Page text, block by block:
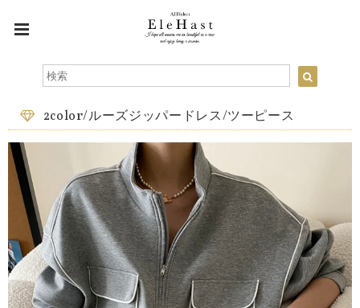
2color/ルーズジッパードレス/ツーピース